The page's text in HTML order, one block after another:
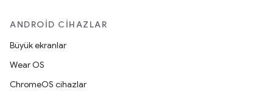
ANDROID CIHAZLAR
Büyük ekranlar
Wear OS
ChromeOS cihazlar